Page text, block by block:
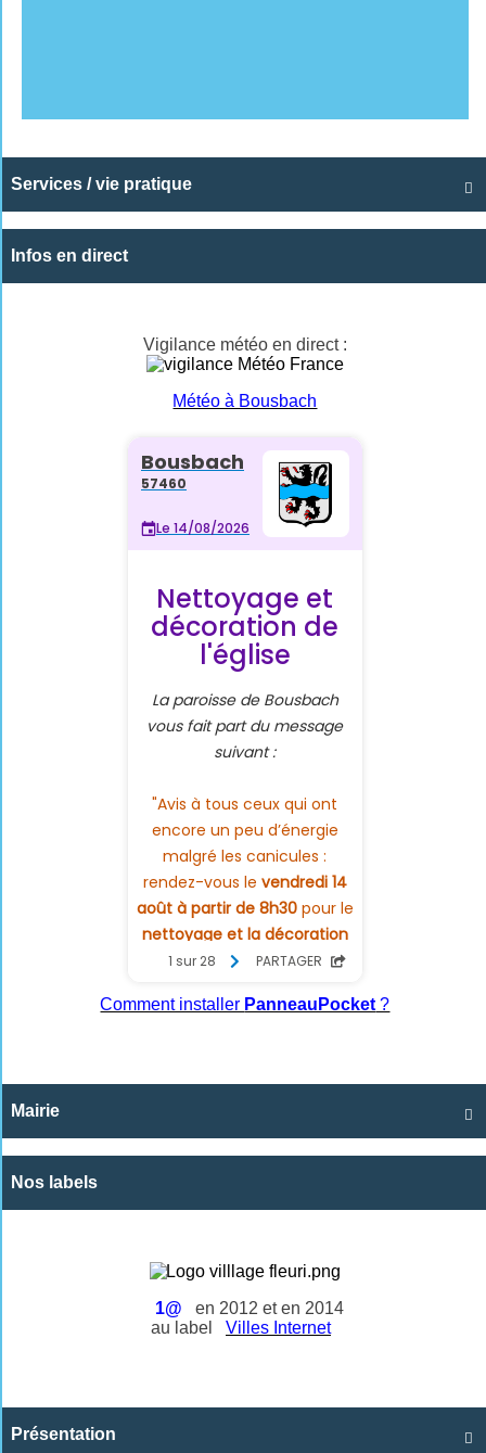

Services / vie pratique
Infos en direct
Vigilance météo en direct :
Météo à Bousbach
Comment installer PanneauPocket ?

Mairie
Nos labels
1@
en 2012 et en 2014
au label
Villes Internet

Présentation